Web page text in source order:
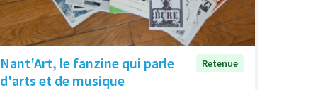
Nant'Art, le fanzine qui parle
d'arts et de musique
Retenue